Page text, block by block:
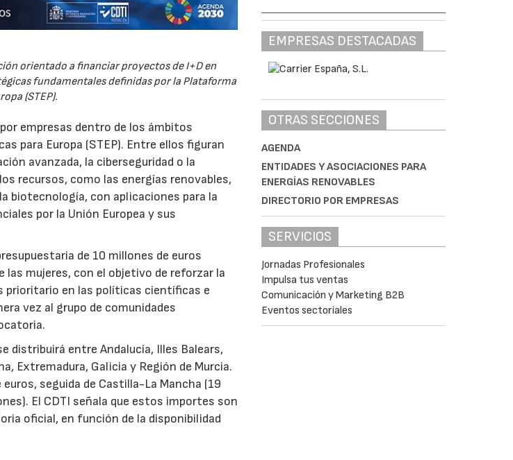
orientado a financiar proyectos de I+D en
fundamentales definidas por la Plataforma
(STEP).
empresas dentro de los ámbitos
para Europa (STEP). Entre ellos figuran
avanzada, la ciberseguridad o la
recursos, como las energías renovables,
biotecnología, con aplicaciones para la
por la Unión Europea y sus
de 10 millones de euros
mujeres, con el objetivo de reforzar la
prioritario en las políticas científicas e
vez al grupo de comunidades
distribuirá entre Andalucía, Illes Balears,
Extremadura, Galicia y Región de Murcia.
seguida de Castilla-La Mancha (19
El CDTI señala que estos importes son
oficial, en función de la disponibilidad
EMPRESAS DESTACADAS
OTRAS SECCIONES
AGENDA
ENTIDADES Y ASOCIACIONES PARA
ENERGÍAS RENOVABLES
DIRECTORIO POR EMPRESAS
SERVICIOS
Jornadas Profesionales
Impulsa tus ventas
Comunicación y Marketing B2B
Eventos sectoriales